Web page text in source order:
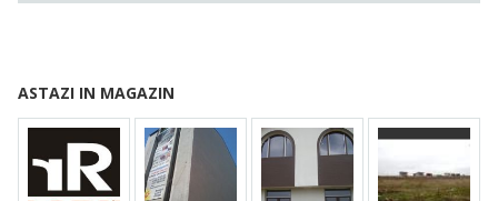
ASTAZI IN MAGAZIN